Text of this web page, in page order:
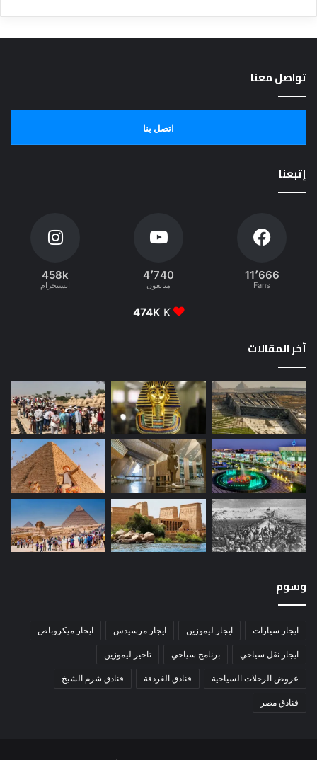
تواصل معنا
اتصل بنا
إتبعنا
11٬666
Fans
4٬740
متابعون
458k
انستجرام
474K K
أخر المقالات
وسوم
ايجار سيارات ايجار ليموزين ايجار مرسيدس ايجار ميكروباص
ايجار نقل سياحي برنامج سياحي تاجير ليموزين
عروض الرحلات السياحية فنادق الغردقة فنادق شرم الشيخ
فنادق مصر